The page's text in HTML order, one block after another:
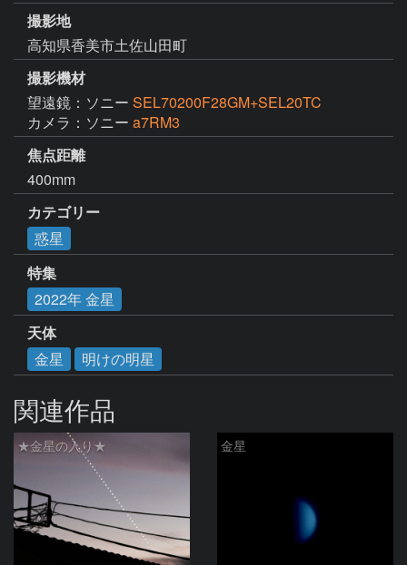
撮影地
高知県香美市土佐山田町
撮影機材
望遠鏡：ソニー SEL70200F28GM+SEL20TC
カメラ：ソニー a7RM3
焦点距離
400mm
カテゴリー
惑星
特集
2022年 金星
天体
金星
明けの明星
関連作品
★金星の入り★ 金星